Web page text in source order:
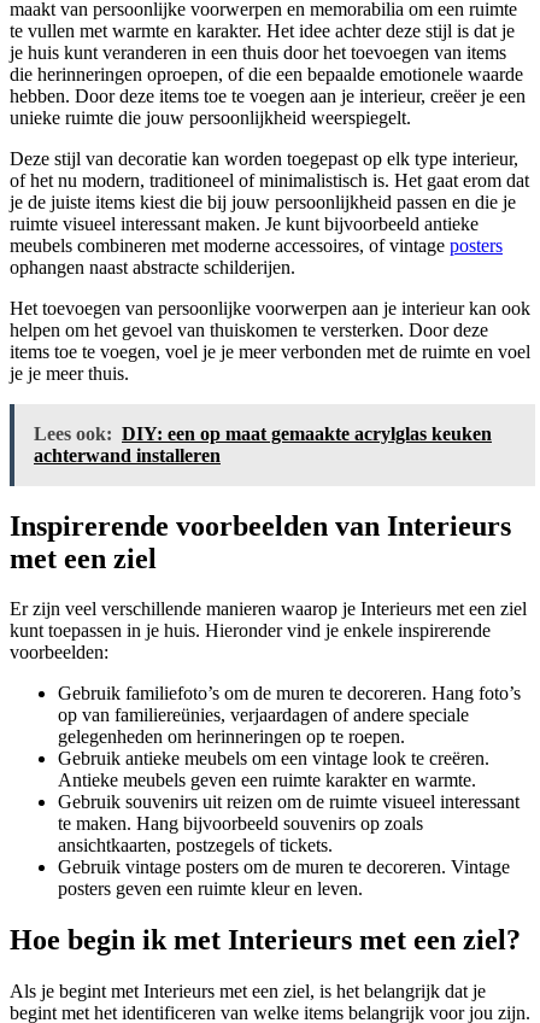
maakt van persoonlijke voorwerpen en memorabilia om een ruimte
te vullen met warmte en karakter. Het idee achter deze stijl is dat je
je huis kunt veranderen in een thuis door het toevoegen van items
die herinneringen oproepen, of die een bepaalde emotionele waarde
hebben. Door deze items toe te voegen aan je interieur, creëer je een
unieke ruimte die jouw persoonlijkheid weerspiegelt.
Deze stijl van decoratie kan worden toegepast op elk type interieur,
of het nu modern, traditioneel of minimalistisch is. Het gaat erom dat
je de juiste items kiest die bij jouw persoonlijkheid passen en die je
ruimte visueel interessant maken. Je kunt bijvoorbeeld antieke
meubels combineren met moderne accessoires, of vintage posters
ophangen naast abstracte schilderijen.
Het toevoegen van persoonlijke voorwerpen aan je interieur kan ook
helpen om het gevoel van thuiskomen te versterken. Door deze
items toe te voegen, voel je je meer verbonden met de ruimte en voel
je je meer thuis.
Lees ook: DIY: een op maat gemaakte acrylglas keuken
achterwand installeren
Inspirerende voorbeelden van Interieurs
met een ziel
Er zijn veel verschillende manieren waarop je Interieurs met een ziel
kunt toepassen in je huis. Hieronder vind je enkele inspirerende
voorbeelden:
Gebruik familiefoto’s om de muren te decoreren. Hang foto’s
op van familiereünies, verjaardagen of andere speciale
gelegenheden om herinneringen op te roepen.
Gebruik antieke meubels om een vintage look te creëren.
Antieke meubels geven een ruimte karakter en warmte.
Gebruik souvenirs uit reizen om de ruimte visueel interessant
te maken. Hang bijvoorbeeld souvenirs op zoals
ansichtkaarten, postzegels of tickets.
Gebruik vintage posters om de muren te decoreren. Vintage
posters geven een ruimte kleur en leven.
Hoe begin ik met Interieurs met een ziel?
Als je begint met Interieurs met een ziel, is het belangrijk dat je
begint met het identificeren van welke items belangrijk voor jou zijn.